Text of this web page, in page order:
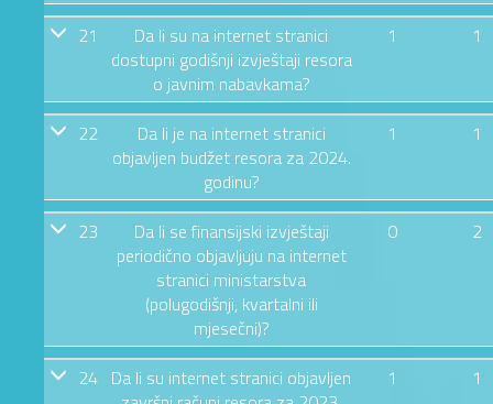
21
Da li su na internet stranici
dostupni godišnji izvještaji resora
o javnim nabavkama?
1 1
22
Da li je na internet stranici
objavljen budžet resora za 2024.
godinu?
1 1
23
Da li se finansijski izvještaji
periodično objavljuju na internet
stranici ministarstva
(polugodišnji, kvartalni ili
mjesečni)?
0 2
24 Da li su internet stranici objavljen
1 1